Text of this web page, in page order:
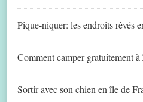
Pique-niquer: les endroits rêvés
Comment camper gratuitement
Sortir avec son chien en île de